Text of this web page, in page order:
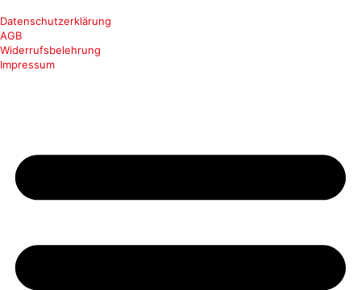
Datenschutzerklärung
AGB
Widerrufsbelehrung
Impressum